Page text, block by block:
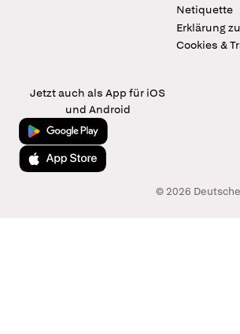
Netiquette
Erklärung
Cookies &
Jetzt auch als App für iOS
und Android
Jetzt bei Google Play
Laden im App Store
© 2026